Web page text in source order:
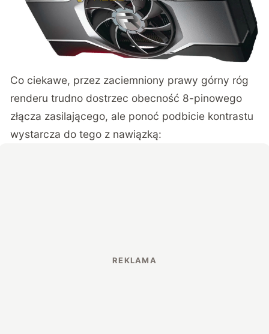
Co ciekawe, przez zaciemniony prawy górny róg
renderu trudno dostrzec obecność 8-pinowego
złącza zasilającego, ale ponoć podbicie kontrastu
wystarcza do tego z nawiązką: